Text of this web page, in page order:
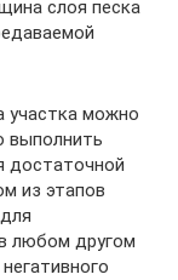
слоя песка
участка можно
выполнить
достаточной
из этапов
любом другом